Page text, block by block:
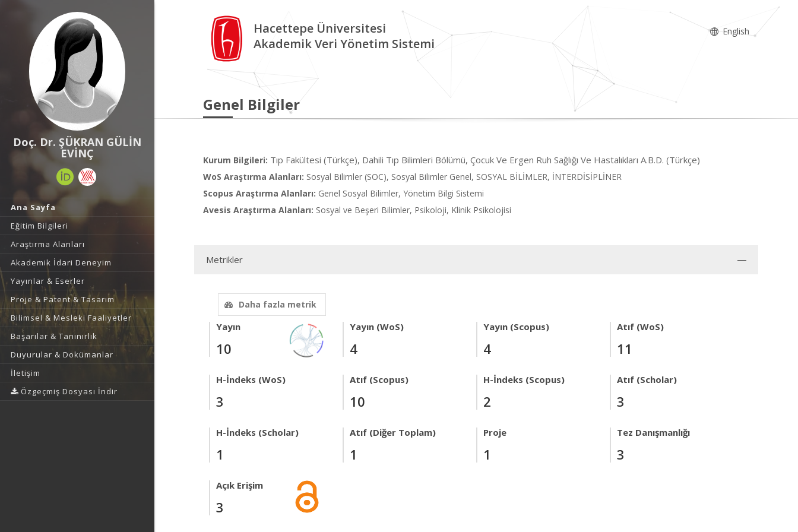
Doç. Dr. ŞÜKRAN GÜLİN
EVİNÇ
Ana Sayfa
Eğitim Bilgileri
Araştırma Alanları
Akademik İdari Deneyim
Yayınlar & Eserler
Proje & Patent & Tasarım
Bilimsel & Mesleki Faaliyetler
Başarılar & Tanınırlık
Duyurular & Dokümanlar
İletişim
Özgeçmiş Dosyası İndir
Hacettepe Üniversitesi
Akademik Veri Yönetim Sistemi
English
Genel Bilgiler
Kurum Bilgileri: Tıp Fakültesi (Türkçe), Dahili Tıp Bilimleri Bölümü, Çocuk Ve Ergen Ruh Sağlığı Ve Hastalıkları A.B.D. (Türkçe)
WoS Araştırma Alanları: Sosyal Bilimler (SOC), Sosyal Bilimler Genel, SOSYAL BİLİMLER, İNTERDİSİPLİNER
Scopus Araştırma Alanları: Genel Sosyal Bilimler, Yönetim Bilgi Sistemi
Avesis Araştırma Alanları: Sosyal ve Beşeri Bilimler, Psikoloji, Klinik Psikolojisi
Metrikler
Daha fazla metrik
Yayın
10
Yayın (WoS)
4
Yayın (Scopus)
4
Atıf (WoS)
11
H-İndeks (WoS)
3
Atıf (Scopus)
10
H-İndeks (Scopus)
2
Atıf (Scholar)
3
H-İndeks (Scholar)
1
Atıf (Diğer Toplam)
1
Proje
1
Tez Danışmanlığı
3
Açık Erişim
3